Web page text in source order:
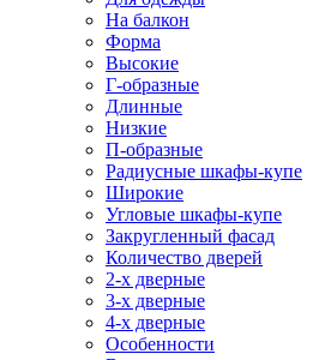
На балкон
Форма
Высокие
Г-образные
Длинные
Низкие
П-образные
Радиусные шкафы-купе
Широкие
Угловые шкафы-купе
Закругленный фасад
Количество дверей
2-х дверные
3-х дверные
4-х дверные
Особенности